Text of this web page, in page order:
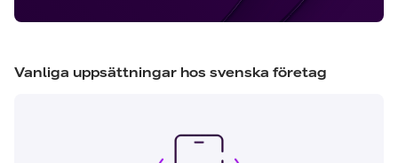
Vanliga uppsättningar hos svenska företag